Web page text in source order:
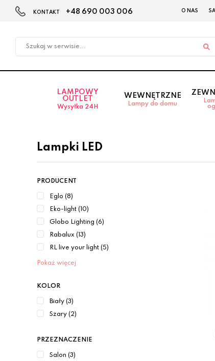
w
KONTAKT +48 690 003 006 O NAS
LAMPOWY
OUTLET
Wysyłka 24H
WEWNĘTRZNE
Lampy do domu
Lampki LED
PRODUCENT
Eglo (8)
Eko-light (10)
Globo Lighting (6)
Rabalux (13)
RL live your light (5)
Pokaż więcej
KOLOR
Biały (3)
Szary (2)
PRZEZNACZENIE
Salon (3)